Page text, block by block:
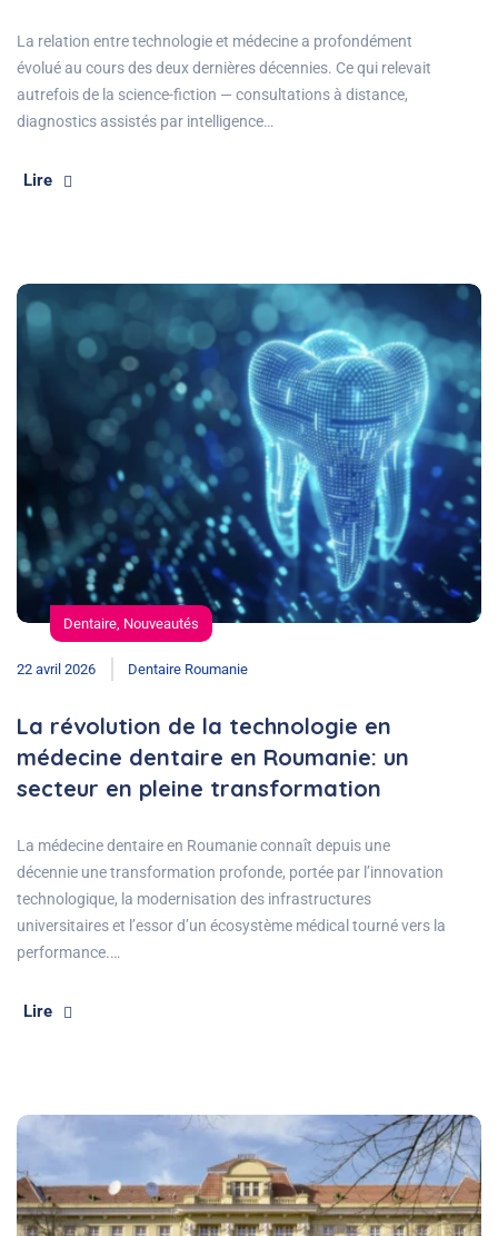
La relation entre technologie et médecine a profondément
évolué au cours des deux dernières décennies. Ce qui relevait
autrefois de la science-fiction — consultations à distance,
diagnostics assistés par intelligence…
Lire
Dentaire, Nouveautés
22 avril 2026 Dentaire Roumanie
La révolution de la technologie en
médecine dentaire en Roumanie: un
secteur en pleine transformation
La médecine dentaire en Roumanie connaît depuis une
décennie une transformation profonde, portée par l’innovation
technologique, la modernisation des infrastructures
universitaires et l’essor d’un écosystème médical tourné vers la
performance.…
Lire